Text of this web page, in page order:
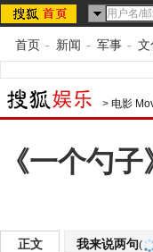
首页 - 新闻 - 军事 - 文
> 电影
《一个勺
正文 我来说两句(